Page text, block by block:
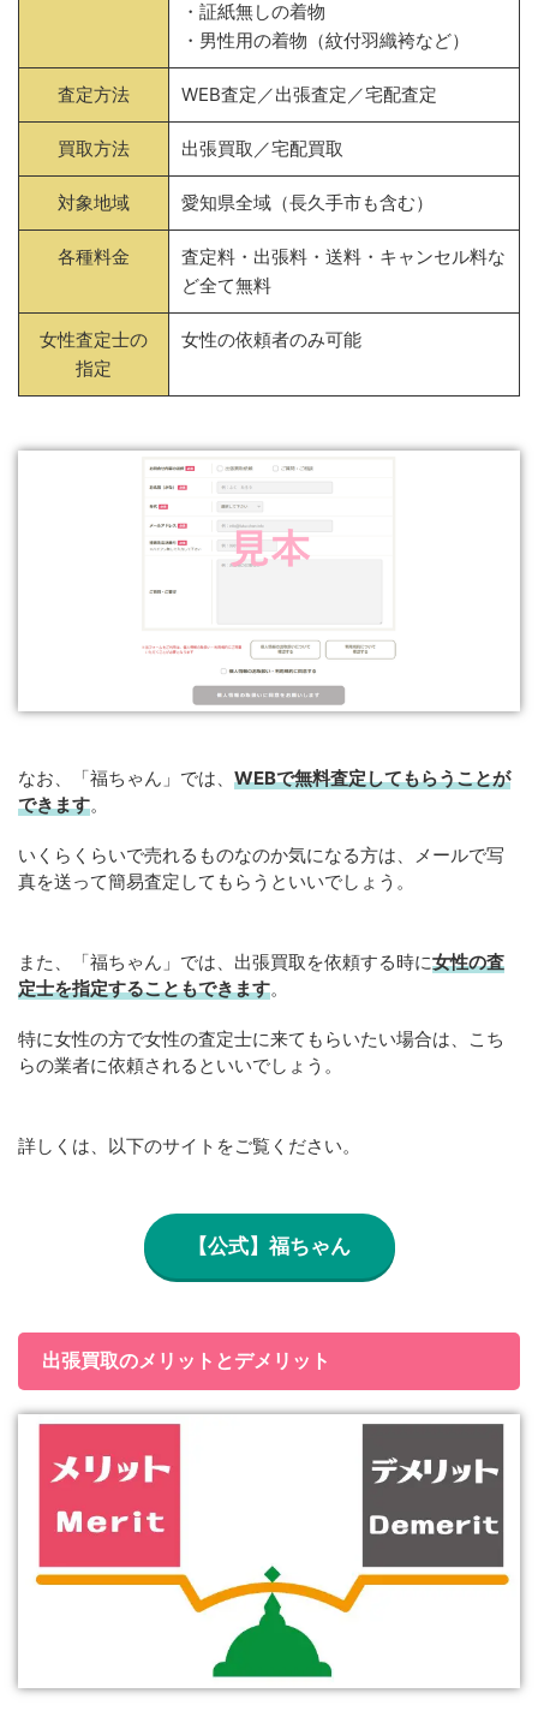
・証紙無しの着物
・男性用の着物（紋付羽織袴など）
査定方法 WEB査定／出張査定／宅配査定
買取方法 出張買取／宅配買取
対象地域 愛知県全域（長久手市も含む）
各種料金
査定料・出張料・送料・キャンセル料な
ど全て無料
女性査定士の
指定
女性の依頼者のみ可能
なお、「福ちゃん」では、 WEBで無料査定してもらうことが
できます。
いくらくらいで売れるものなのか気になる方は、メールで写
真を送って簡易査定してもらうといいでしょう。
また、「福ちゃん」では、出張買取を依頼する時に女性の査
定士を指定することもできます。
特に女性の方で女性の査定士に来てもらいたい場合は、こち
らの業者に依頼されるといいでしょう。
詳しくは、以下のサイトをご覧ください。
【公式】福ちゃん
出張買取のメリットとデメリット